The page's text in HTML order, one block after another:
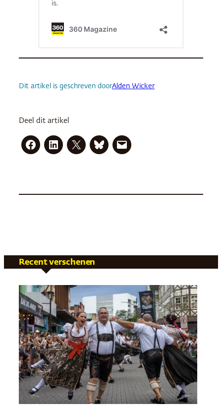
Dit artikel is geschreven doorAlden Wicker
Deel dit artikel
Recent verschenen